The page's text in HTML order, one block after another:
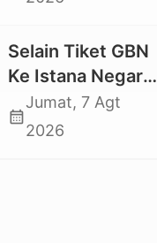
Selain Tiket GBN
Ke Istana Negara,
Mahasiswa UKI
Toraja Oktavia
calendar_month
Jumat, 7 Agt
2026